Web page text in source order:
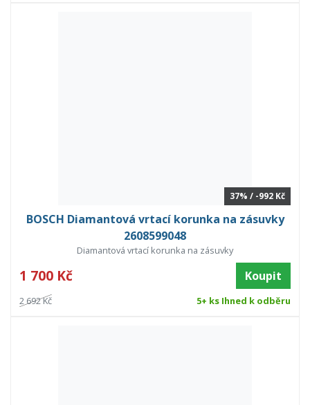
37% / -992 Kč
BOSCH Diamantová vrtací korunka na zásuvky
2608599048
Diamantová vrtací korunka na zásuvky
1 700 Kč Koupit
2 692 Kč 5+ ks Ihned k odběru